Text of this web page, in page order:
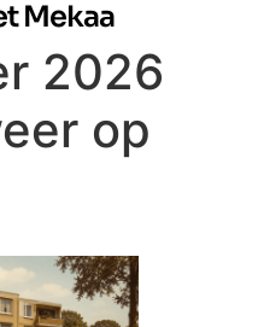
Mekaa
2026
op